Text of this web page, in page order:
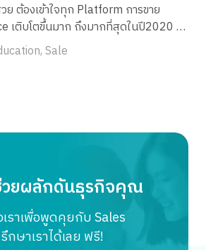
ย ต้องเข้าใจทุก Platform การขาย
เติบโตขึ้นมาก ถึงมากที่สุดในปี2020 ยิ่ง
ะช่องทางออนไลน์ไม่ใช่แค่ตลาดเสมือน
อขายไว้บนโลกออนไลน์ แต่เป็นช่องทาง
ชีวิตของคนยุคใหม่ไปแล้ว และแน่นอนว่า
ต้องเคยซื้อขาย หรือเข้าไปในช่องทาง
ล้วช่องทางไหนเป็นช่องทางที่ดี และ
ายกันแน่ วันนี้เราจะมาหาคำตอบไปพร้อม
วช่องทางการขายที่มีมานาน และเป็น
ขายของกันก็คือ Social Media ไม่ว่าจะ
, Sale
วยผลักดันธุรกิจคุณ
ราเพื่อพูดคุยกับ Sales
กษาเราได้เลย ฟรี!